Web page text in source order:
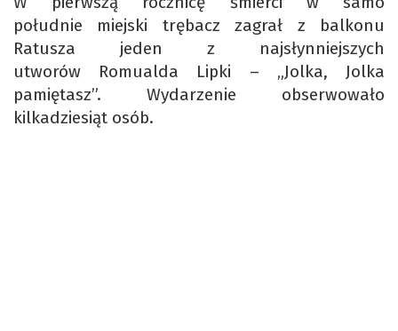
południe miejski trębacz zagrał z balkonu
Ratusza jeden z najsłynniejszych
utworów Romualda Lipki – „Jolka, Jolka
pamiętasz”. Wydarzenie obserwowało
kilkadziesiąt osób.